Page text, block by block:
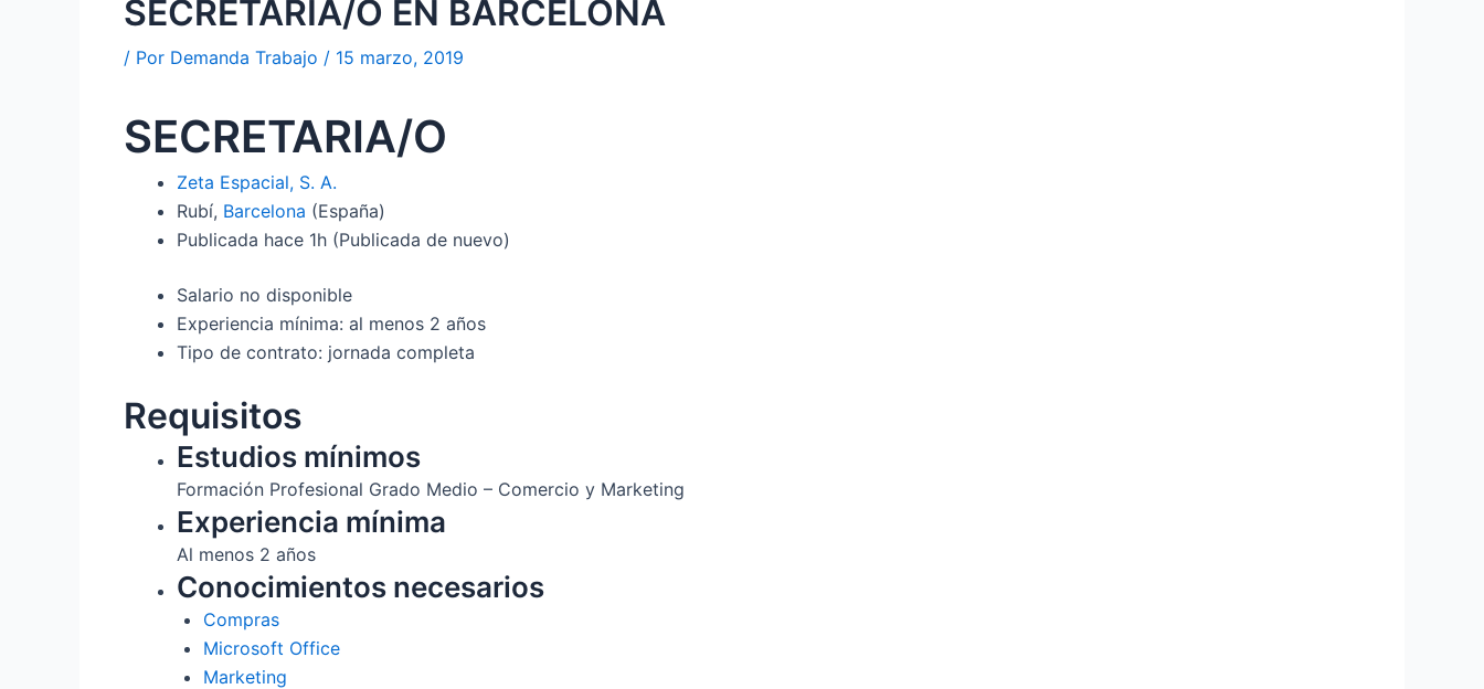
SECRETARIA/O EN BARCELONA
/ Por Demanda Trabajo / 15 marzo, 2019
SECRETARIA/O
Zeta Espacial, S. A.
Rubí, Barcelona (España)
Publicada hace 1h (Publicada de nuevo)
Salario no disponible
Experiencia mínima: al menos 2 años
Tipo de contrato: jornada completa
Requisitos
Estudios mínimos
Formación Profesional Grado Medio – Comercio y Marketing
Experiencia mínima
Al menos 2 años
Conocimientos necesarios
Compras
Microsoft Office
Marketing